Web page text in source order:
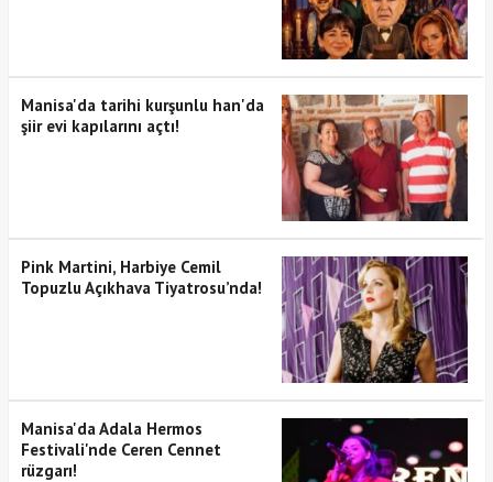
Manisa'da tarihi kurşunlu han'da
şiir evi kapılarını açtı!
Pink Martini, Harbiye Cemil
Topuzlu Açıkhava Tiyatrosu’nda!
Manisa'da Adala Hermos
Festivali'nde Ceren Cennet
rüzgarı!